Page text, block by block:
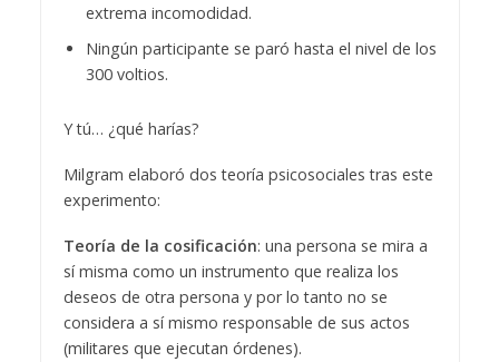
extrema incomodidad.
Ningún participante se paró hasta el nivel de los
300 voltios.
Y tú… ¿qué harías?
Milgram elaboró dos teoría psicosociales tras este
experimento:
Teoría de la cosificación: una persona se mira a
sí misma como un instrumento que realiza los
deseos de otra persona y por lo tanto no se
considera a sí mismo responsable de sus actos
(militares que ejecutan órdenes).